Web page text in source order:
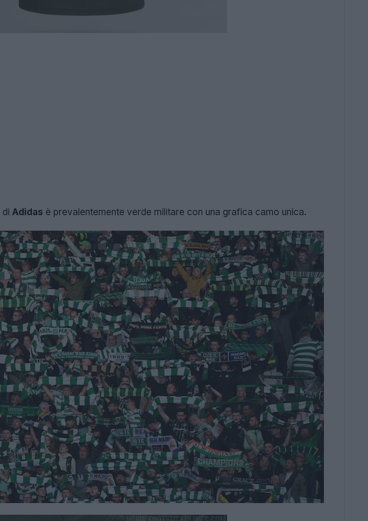
di Adidas è prevalentemente verde militare con una grafica camo unica.